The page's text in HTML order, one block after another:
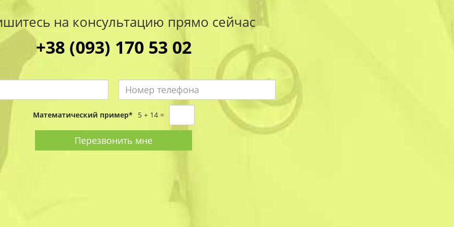
на консультацию прямо сейчас
+38 (093) 170 53 02
*
Номер
телефона
Математический пример* 5 + 14 =
Перезвонить мне